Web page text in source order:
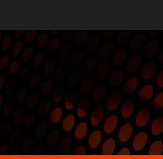
содержимому